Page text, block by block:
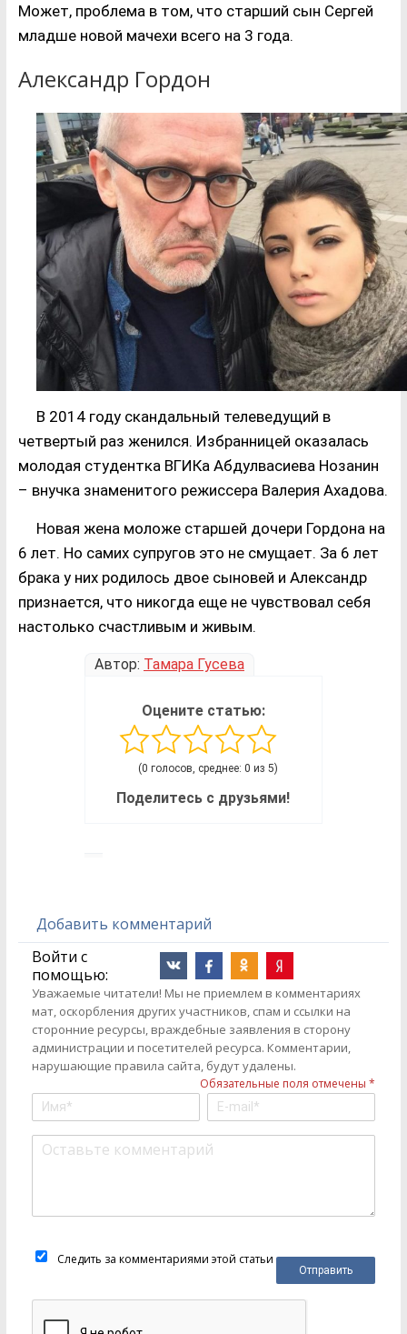
Может, проблема в том, что старший сын Сергей
младше новой мачехи всего на 3 года.
Александр Гордон
В 2014 году скандальный телеведущий в
четвертый раз женился. Избранницей оказалась
молодая студентка ВГИКа Абдулвасиева Нозанин
– внучка знаменитого режиссера Валерия Ахадова.
Новая жена моложе старшей дочери Гордона на
6 лет. Но самих супругов это не смущает. За 6 лет
брака у них родилось двое сыновей и Александр
признается, что никогда еще не чувствовал себя
настолько счастливым и живым.
Автор: Тамара Гусева
Оцените статью:
(0 голосов, среднее: 0 из 5)
Поделитесь с друзьями!
Добавить комментарий
Войти с
помощью:
Уважаемые читатели! Мы не приемлем в комментариях
мат, оскорбления других участников, спам и ссылки на
сторонние ресурсы, враждебные заявления в сторону
администрации и посетителей ресурса. Комментарии,
нарушающие правила сайта, будут удалены.
Обязательные поля отмечены *
Следить за комментариями этой статьи